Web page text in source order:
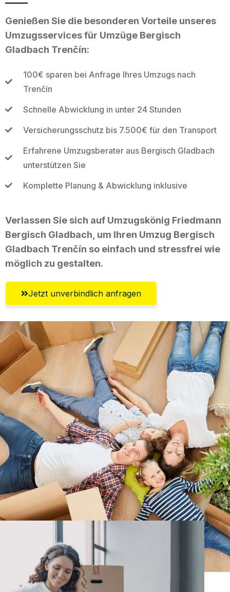
Genießen Sie die besonderen Vorteile unseres
Umzugsservices für Umzüge Bergisch
Gladbach Trenčín:
100€ sparen bei Anfrage Ihres Umzugs nach
Trenčín
Schnelle Abwicklung in unter 24 Stunden
Versicherungsschutz bis 7.500€ für den Transport
Erfahrene Umzugsberater aus Bergisch Gladbach
unterstützen Sie
Komplette Planung & Abwicklung inklusive
Verlassen Sie sich auf Umzugskönig Friedmann
Bergisch Gladbach, um Ihren Umzug Bergisch
Gladbach Trenčín so einfach und stressfrei wie
möglich zu gestalten.
Jetzt unverbindlich anfragen